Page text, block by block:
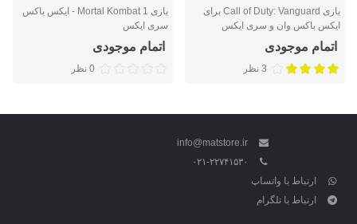
بازی Call of Duty: Vanguard برای
ایکس باکس وان و سری ایکس
اتمام موجودی
3 نظر
بازی Mortal Kombat 1 - ایکس باکس
سری ایکس
اتمام موجودی
0 نظر
info@matstore.ir
۰۲۱-۲۲۷۴۱۵۳۰
ارتباط با واتساپ
ارتباط با تلگرام